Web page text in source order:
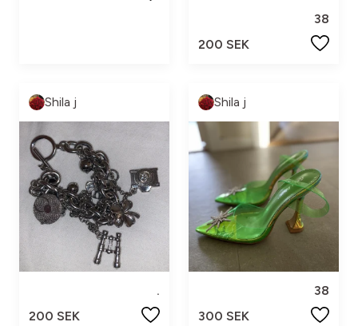
38
200 SEK
Shila j
.
200 SEK
Shila j
38
300 SEK